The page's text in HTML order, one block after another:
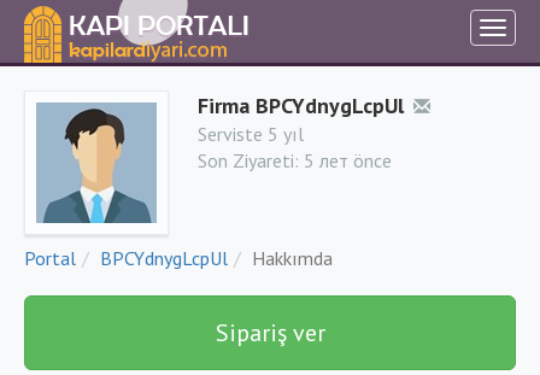
Firma BPCYdnygLcpUl
Serviste 5 yıl
Son Ziyareti: 5 лет önce
Portal BPCYdnygLcpUl Hakkımda
Sipariş ver